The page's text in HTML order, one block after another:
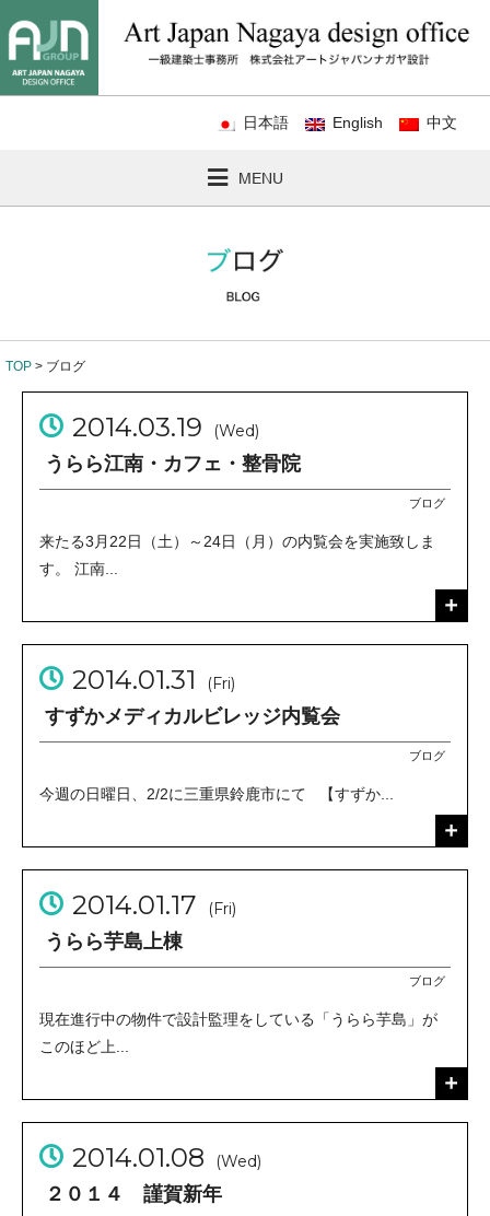
日本語 English 中文
MENU
TOP > ブログ
2014.03.19 (Wed)
うらら江南・カフェ・整骨院
ブログ
来たる3月22日（土）～24日（月）の内覧会を実施致しま
す。 江南...
2014.01.31 (Fri)
すずかメディカルビレッジ内覧会
ブログ
今週の日曜日、2/2に三重県鈴鹿市にて 【すずか...
2014.01.17 (Fri)
うらら芋島上棟
ブログ
現在進行中の物件で設計監理をしている「うらら芋島」が
このほど上...
2014.01.08 (Wed)
２０１４ 謹賀新年